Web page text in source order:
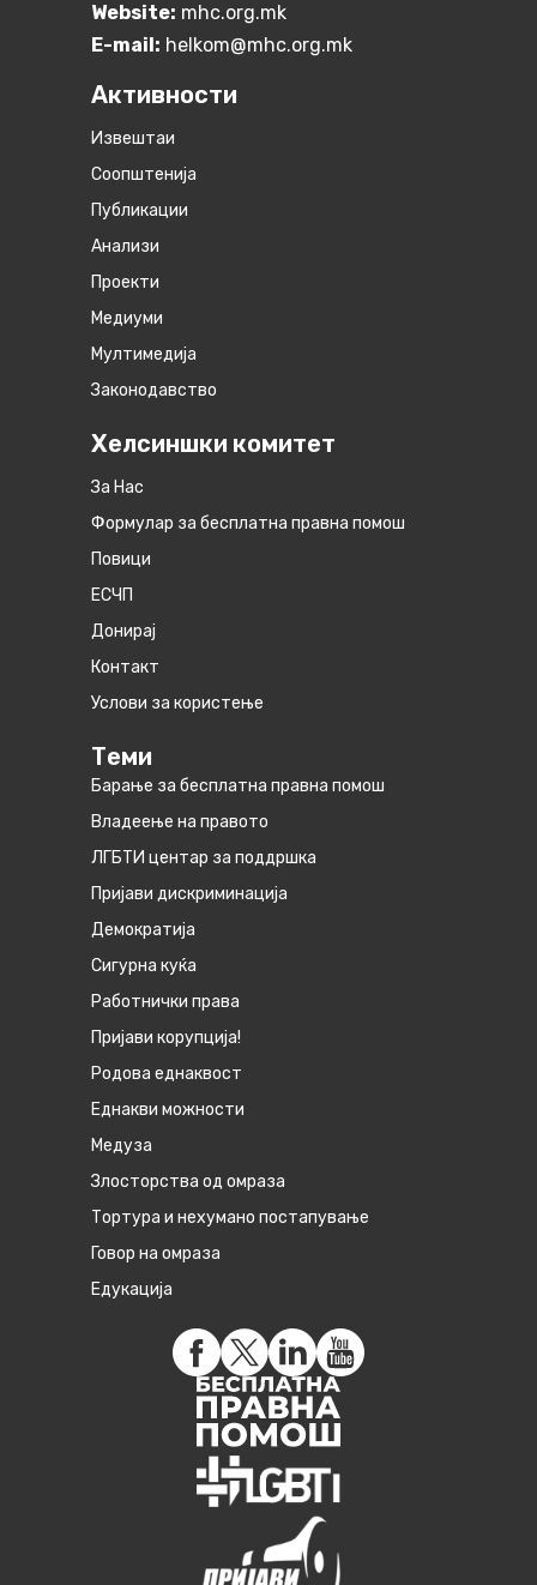
Website: mhc.org.mk
E-mail: helkom@mhc.org.mk
Активности
Извештаи
Соопштенија
Публикации
Анализи
Проекти
Медиуми
Мултимедија
Законодавство
Хелсиншки комитет
За Нас
Формулар за бесплатна правна помош
Повици
ЕСЧП
Донирај
Контакт
Услови за користење
Теми
Барање за бесплатна правна помош
Владеење на правото
ЛГБТИ центар за поддршка
Пријави дискриминација
Демократија
Сигурна куќа
Работнички права
Пријави корупција!
Родова еднаквост
Eднакви можности
Медуза
Злосторства од омраза
Тортура и нехумано постапување
Говор на омраза
Едукација